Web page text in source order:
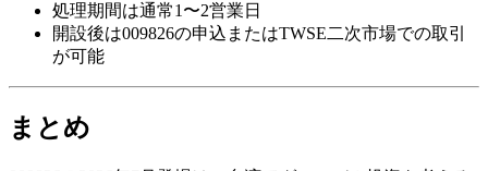
処理期間は通常1〜2営業日
開設後は009826の申込またはTWSE二次市場での取引
が可能
まとめ